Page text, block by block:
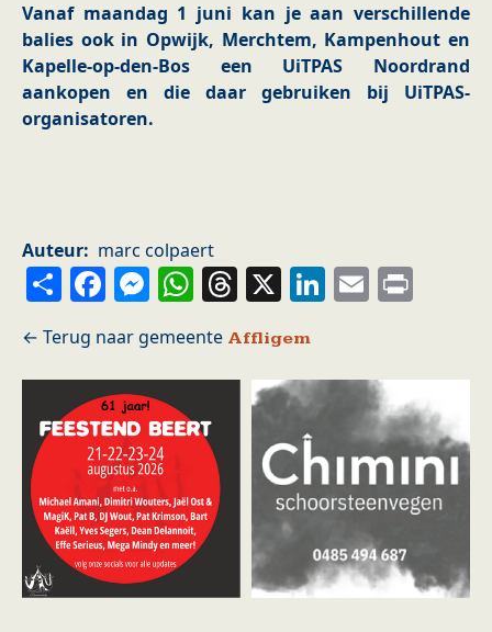
Vanaf maandag 1 juni kan je aan verschillende
balies ook in Opwijk, Merchtem, Kampenhout en
Kapelle-op-den-Bos een UiTPAS Noordrand
aankopen en die daar gebruiken bij UiTPAS-
organisatoren.
Auteur marc colpaert
ShareFacebook
Messenger
WhatsApp
Threads
X LinkedIn
Email
Affligem